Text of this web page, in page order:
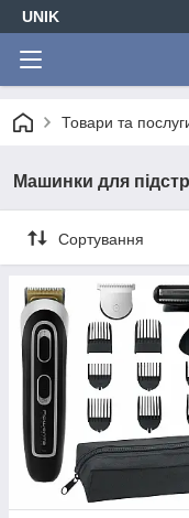
UNIK
Товари та
Машинки для
Сортування